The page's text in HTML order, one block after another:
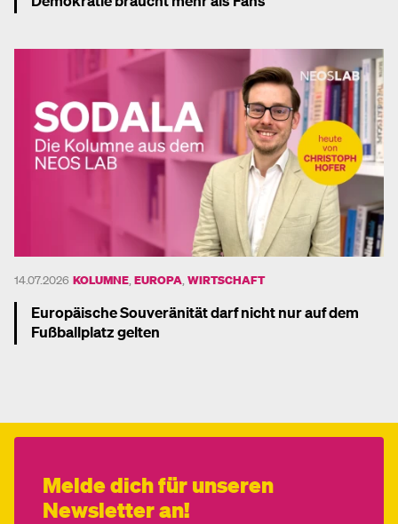
14.07.2026 KOLUMNE EUROPA WIRTSCHAFT
Europäische Souveränität darf nicht nur auf dem
Fußballplatz gelten
Melde dich für unseren
Newsletter an!